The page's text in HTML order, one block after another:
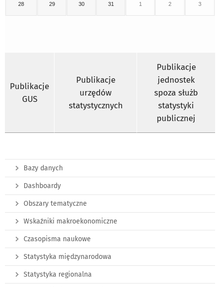
28 29 30 31 1 2 3
Publikacje
GUS
Publikacje
urzędów
statystycznych
Publikacje
jednostek
spoza służb
statystyki
publicznej
Bazy danych
Dashboardy
Obszary tematyczne
Wskaźniki makroekonomiczne
Czasopisma naukowe
Statystyka międzynarodowa
Statystyka regionalna